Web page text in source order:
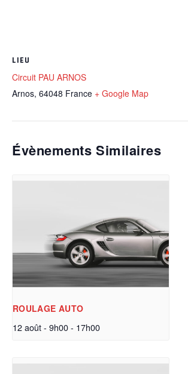
LIEU
Circuit PAU ARNOS
Arnos, 64048 France + Google Map
Évènements Similaires
ROULAGE AUTO
12 août - 9h00- 17h00